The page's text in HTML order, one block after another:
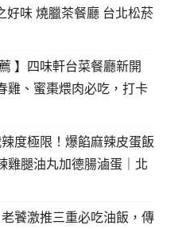
好味 燒臘茶餐廳 台北松菸
】四味軒台菜餐廳新開
雞、蜜棗煨肉必吃，打卡
辣度極限！爆餡麻辣皮蛋飯
雞腿油丸加德腸滷蛋｜北
老饕激推三重必吃油飯，傳